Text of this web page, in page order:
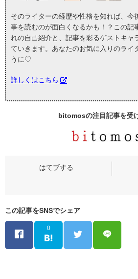
そのライターの経歴や性格を知れば、今
事を読むのが面白くなるかも！？この記
れの自己紹介と、記事を彩るゲストキャ
ていきます。あなたのお気に入りのライ
うに♡
詳しくはこちら
bitomosの注目記事を受
この記事をSNSでシェア
0